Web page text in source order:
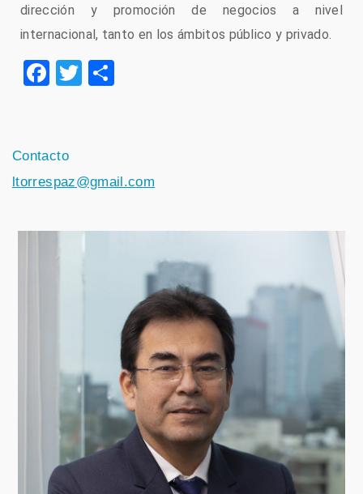
dirección y promoción de negocios a nivel
internacional, tanto en los ámbitos público y privado.
Facebook
Twitter
Contacto
ltorrespaz@gmail.com